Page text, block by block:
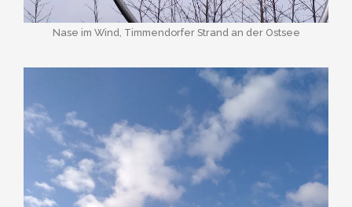
Nase im Wind, Timmendorfer Strand an der Ostsee